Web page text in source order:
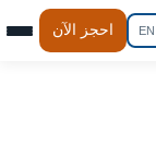
EN احجز الآن